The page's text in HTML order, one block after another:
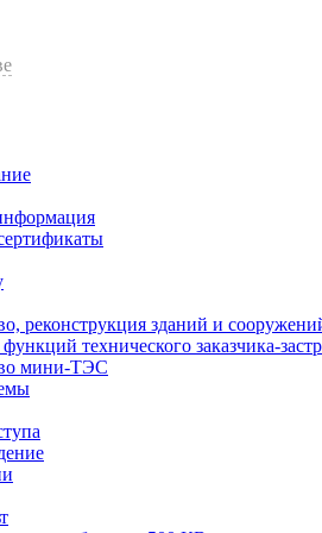
реконструкция зданий и
технического заказчика-
мини-ТЭС